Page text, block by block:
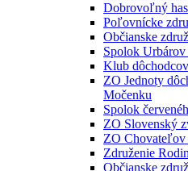
Dobrovoľný
Poľovnícke
Občianske
Spolok
Klub
ZO Jednoty
Močenku
Spolok
ZO Slovenský
ZO Chovateľov
Združenie
Občianske